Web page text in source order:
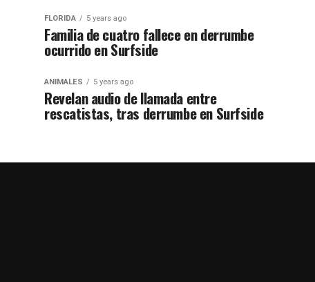
FLORIDA 5 years ago
Familia de cuatro fallece en derrumbe
ocurrido en Surfside
ANIMALES 5 years ago
Revelan audio de llamada entre
rescatistas, tras derrumbe en Surfside